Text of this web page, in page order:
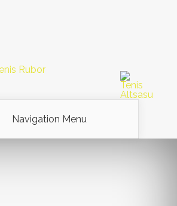
Navigation Menu